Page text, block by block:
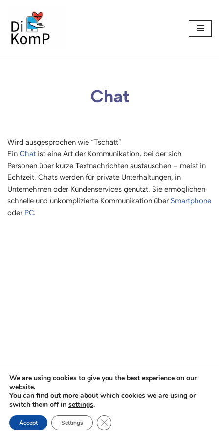
Skip
to
Chat
Wird ausgesprochen wie “Tschätt”
Ein Chat ist eine Art der Kommunikation, bei der sich
Personen über kurze Textnachrichten austauschen – meist in
Echtzeit. Chats werden für private Unterhaltungen, in
Unternehmen oder Kundenservices genutzt. Sie ermöglichen
schnelle und unkomplizierte Kommunikation über Smartphone
oder PC.
Impressum Datenschutz
We are using cookies to give you the best experience on our
website.
You can find out more about which cookies we are using or
switch them off in settings.
Accept Settings Close GDPR Cookie Banner